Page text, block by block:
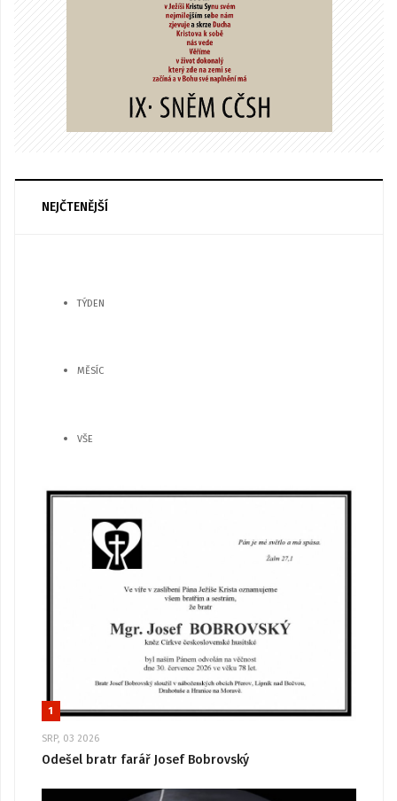
NEJČTENĚJŠÍ
TÝDEN
MĚSÍC
VŠE
1
SRP, 03 2026
Odešel bratr farář Josef Bobrovský